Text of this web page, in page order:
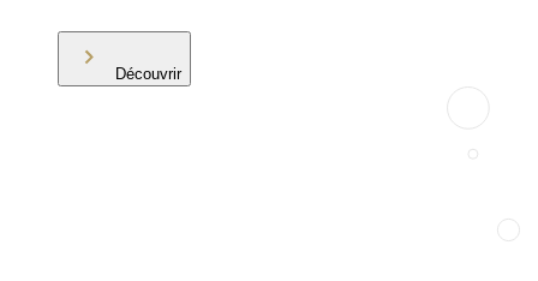
Découvrir